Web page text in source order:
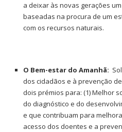
a deixar às novas gerações
baseadas na procura de um
com os recursos naturais.
O Bem-estar do Amanhã:
dos cidadãos e à prevenção
dois prémios para: (1) Melhor
do diagnóstico e do
e que contribuam para
acesso dos doentes e a